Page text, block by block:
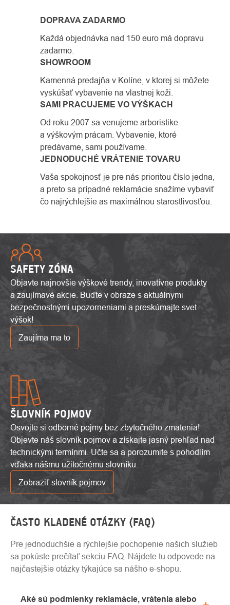
DOPRAVA ZADARMO
Každá objednávka nad 150 euro má dopravu
zadarmo.
SHOWROOM
Kamenná predajňa v Kolíne, v ktorej si môžete
vyskúšať vybavenie na vlastnej koži.
SAMI PRACUJEME VO VÝŠKACH
Od roku 2007 sa venujeme arboristike
a výškovým prácam. Vybavenie, ktoré
predávame, sami používame.
JEDNODUCHÉ VRÁTENIE TOVARU
Vaša spokojnosť je pre nás prioritou číslo jedna,
a preto sa prípadné reklamácie snažíme vybaviť
čo najrýchlejšie as maximálnou starostlivosťou.
SAFETY ZÓNA
Objavte najnovšie výškové trendy, inovatívne produkty
a zaujímavé akcie. Buďte v obraze s aktuálnymi
bezpečnostnými upozorneniami a preskúmajte svet
výšok!
Zaujíma ma to
ŠLOVNÍK POJMOV
Osvojte si odborné pojmy bez zbytočného zmätenia!
Objevte náš slovník pojmov a získajte jasný prehľad nad
technickými termínmi. Učte sa a porozumite s pohodlím
vďaka nášmu užitočnému slovníku.
Zobraziť slovník pojmov
ČASTO KLADENÉ OTÁZKY (FAQ)
Pre jednoduchšie a rýchlejšie pochopenie našich služieb
sa pokúste prečítať sekciu FAQ. Nájdete tu odpovede na
najčastejšie otázky týkajúce sa nášho e-shopu.
Aké sú podmienky reklamácie, vrátenia alebo